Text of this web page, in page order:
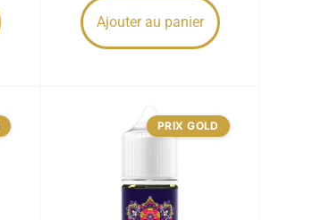
Ajouter au panier
PRIX GOLD